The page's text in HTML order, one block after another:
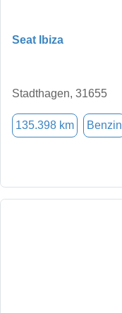
Seat Ibiza
Stadthagen, 31655
135.398 km Benzin